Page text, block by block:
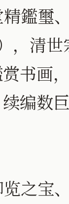
鑑璽
，清
书画
续编数
之宝